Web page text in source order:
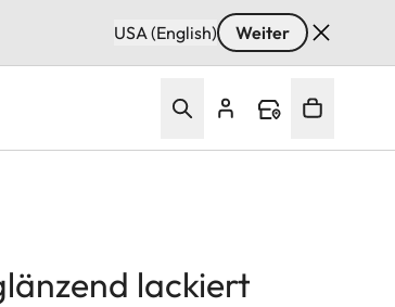
USA (English) Weiter
lackiert